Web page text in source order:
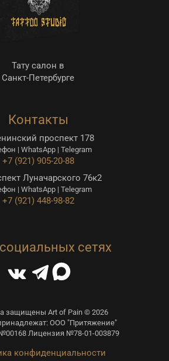
Тату салон в
Санкт-Петербурге
Контакты
проспект 178
| WhatsApp | Telegram
+7 (921) 905-20-88
Луначарского 76к2
| WhatsApp | Telegram
+7 (921) 448-98-82
сетях
защищены Art of Pain © 2026
ООО "Притяжение"
Лицензия №78-01-003879
конфиденциальности